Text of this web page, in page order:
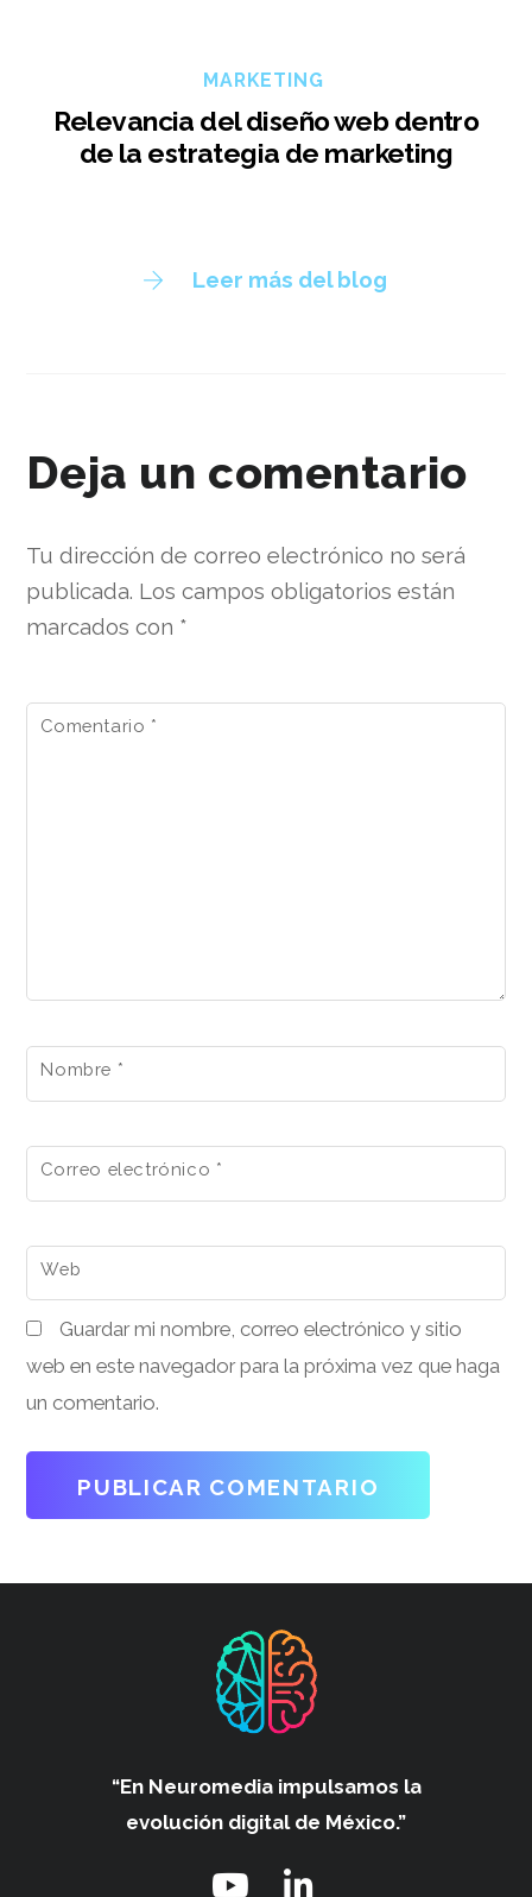
MARKETING
Relevancia del diseño web dentro
de la estrategia de marketing
Leer más del blog
Deja un comentario
Tu dirección de correo electrónico no será
publicada. Los campos obligatorios están
marcados con *
Comentario *
Nombre *
Correo electrónico *
Web
Guardar mi nombre, correo electrónico y sitio
web en este navegador para la próxima vez que haga
un comentario.
“En Neuromedia impulsamos la
evolución digital de México.”